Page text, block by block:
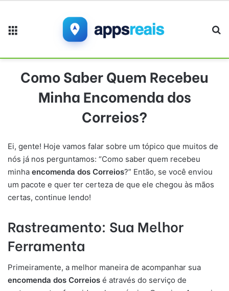
Como Saber Quem Recebeu
Minha Encomenda dos
Correios?
Ei, gente! Hoje vamos falar sobre um tópico que muitos de
nós já nos perguntamos: “Como saber quem recebeu
minha encomenda dos Correios?” Então, se você enviou
um pacote e quer ter certeza de que ele chegou às mãos
certas, continue lendo!
Rastreamento: Sua Melhor
Ferramenta
Primeiramente, a melhor maneira de acompanhar sua
encomenda dos Correios é através do serviço de